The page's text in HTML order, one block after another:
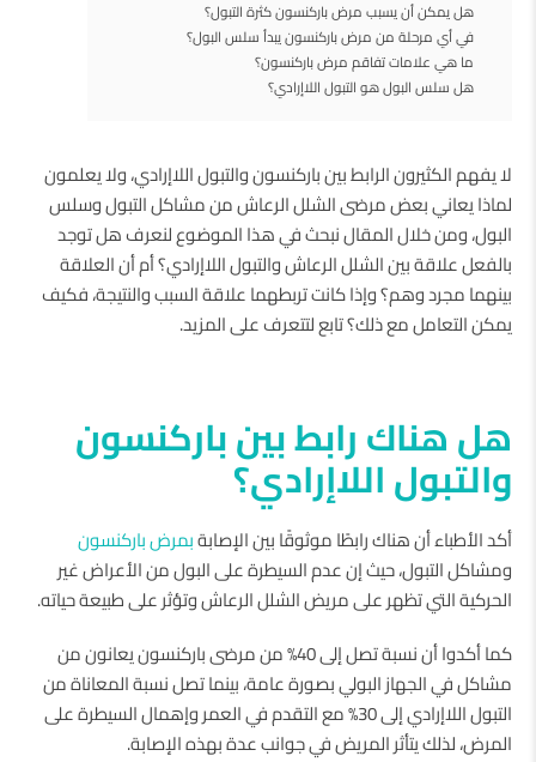
هل يمكن أن يسبب مرض باركنسون كثرة التبول؟
في أي مرحلة من مرض باركنسون يبدأ سلس البول؟
ما هي علامات تفاقم مرض باركنسون؟
هل سلس البول هو التبول اللاإرادي؟
لا يفهم الكثيرون الرابط بين باركنسون والتبول اللاإرادي، ولا يعلمون
لماذا يعاني بعض مرضى الشلل الرعاش من مشاكل التبول وسلس
البول، ومن خلال المقال نبحث في هذا الموضوع لنعرف هل توجد
بالفعل علاقة بين الشلل الرعاش والتبول اللاإرادي؟ أم أن العلاقة
بينهما مجرد وهم؟ وإذا كانت تربطهما علاقة السبب والنتيجة، فكيف
يمكن التعامل مع ذلك؟ تابع لتتعرف على المزيد.
هل هناك رابط بين باركنسون
والتبول اللاإرادي؟
أكد الأطباء أن هناك رابطًا موثوقًا بين الإصابةبمرض باركنسون
ومشاكل التبول، حيث إن عدم السيطرة على البول من الأعراض غير
الحركية التي تظهر على مريض الشلل الرعاش وتؤثر على طبيعة حياته.
كما أكدوا أن نسبة تصل إلى 40% من مرضى باركنسون يعانون من
مشاكل في الجهاز البولي بصورة عامة، بينما تصل نسبة المعاناة من
التبول اللاإرادي إلى 30% مع التقدم في العمر وإهمال السيطرة على
المرض، لذلك يتأثر المريض في جوانب عدة بهذه الإصابة.